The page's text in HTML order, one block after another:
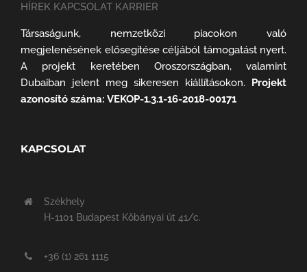
HÍREK KAPCSOLAT KARRIER
Társaságunk, nemzetközi piacokon való
megjelenésének elősegítése céljából támogatást nyert.
A projekt keretében Oroszországban, valamint
Dubaiban jelent meg sikeresen kiállításokon. Projekt
azonosító száma: VEKOP-1.3.1-16-2018-00171
KAPCSOLAT
Székhely
H-1101 Budapest Kőbányai út 41/c.
+36 (1) 261 1115